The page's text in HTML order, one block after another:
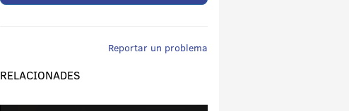
Reportar un problema
RELACIONADES